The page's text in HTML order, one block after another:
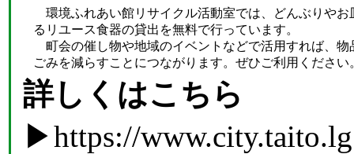
環境ふれあい館リサイクル活動室では、どんぶりやお
るリユース食器の貸出を無料で行っています。
町会の催し物や地域のイベントなどで活用すれば、物
ごみを減らすことにつながります。ぜひご利用ください
詳しくはこちら
▶https://